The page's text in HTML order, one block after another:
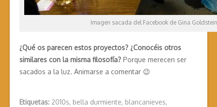
Imagen sacada del Facebook de Gina
¿Qué os parecen estos proyectos? ¿Conocéis otros
similares con la misma filosofía? Porque merecen ser
sacados a la luz. Animarse a comentar 😉
Etiquetas: 2010s, bella durmiente, blancanieves,